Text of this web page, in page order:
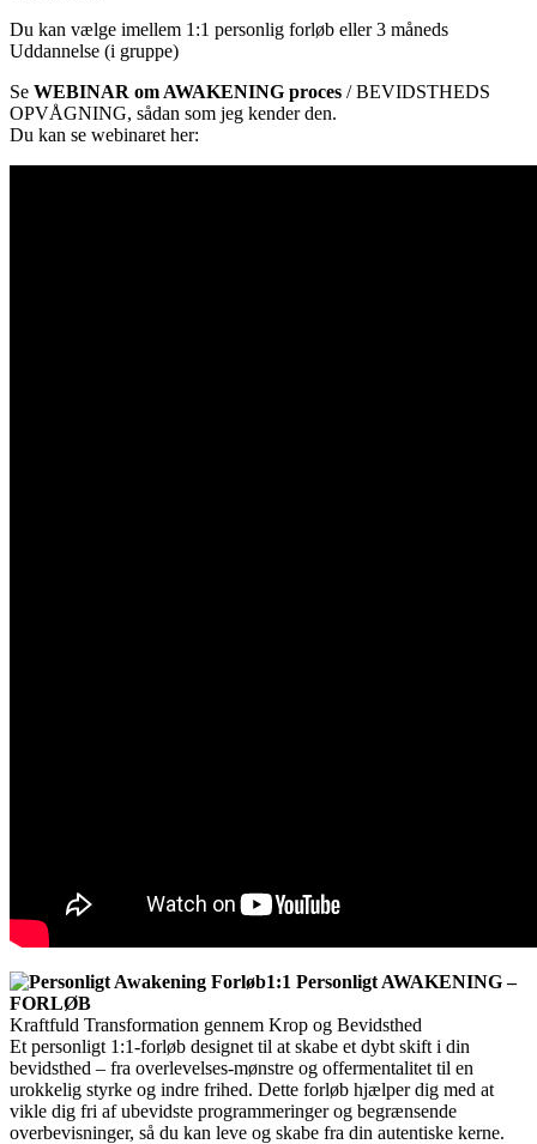
Du kan vælge imellem 1:1 personlig forløb eller 3 måneds
Uddannelse (i gruppe)
Se WEBINAR om AWAKENING proces / BEVIDSTHEDS
OPVÅGNING, sådan som jeg kender den.
Du kan se webinaret her:
1:1 Personligt AWAKENING –
FORLØB
Kraftfuld Transformation gennem Krop og Bevidsthed
Et personligt 1:1-forløb designet til at skabe et dybt skift i din
bevidsthed – fra overlevelses-mønstre og offermentalitet til en
urokkelig styrke og indre frihed. Dette forløb hjælper dig med at
vikle dig fri af ubevidste programmeringer og begrænsende
overbevisninger, så du kan leve og skabe fra din autentiske kerne.